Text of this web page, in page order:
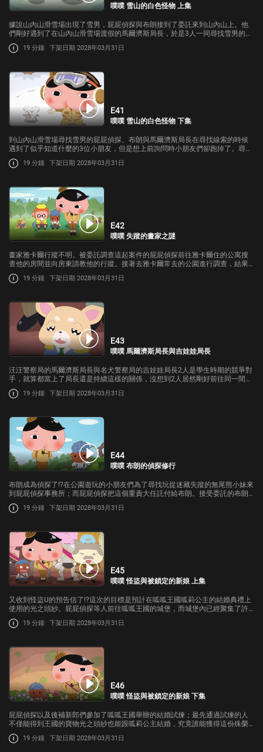
噗噗 雪山的白色怪物 上集
據說山內山滑雪場出現了雪男，屁屁偵探與布朗接到了委託來到山內山上。他
們剛好遇到了在山內山滑雪場渡假的馬爾濟斯局長，於是3人一同尋找雪男的線
索。
19 分鐘 下架日期 2028年03月31日
E41
噗噗 雪山的白色怪物 下集
到山內山滑雪場尋找雪男的屁屁偵探、布朗與馬爾濟斯局長在尋找線索的時候
遇到了似乎知道什麼的3位小朋友，但是想上前詢問時小朋友們卻跑掉了。尋找
小朋友們的時候雪越下越大…究竟屁屁偵探能不能找到雪男呢?
19 分鐘 下架日期 2028年03月31日
E42
噗噗 失蹤的畫家之謎
畫家雅卡爾行蹤不明。被委託調查這起案件的屁屁偵探前往雅卡爾住的公寓搜
查他的房間並向房東請教他的行蹤。接著去雅卡爾常去的公園進行調查，結果
問到雅卡爾失蹤之前曾經跟一位可疑的男性對話過。那位男性到底是誰呢?
19 分鐘 下架日期 2028年03月31日
E43
噗噗 馬爾濟斯局長與吉娃娃局長
汪汪警察局的馬爾濟斯局長與名犬警察局的吉娃娃局長2人是學生時期的競爭對
手，就算都當上了局長還是持續這樣的關係，沒想到2人居然剛好前往同一間餐
廳還發生了案件；到底哪一位局長可以率先破案呢?
19 分鐘 下架日期 2028年03月31日
E44
噗噗 布朗的偵探修行
布朗成為偵探了!?在公園遊玩的小朋友們為了尋找玩捉迷藏失蹤的無尾熊小妹來
到屁屁偵探事務所；而屁屁偵探把這個重責大任託付給布朗。接受委託的布朗
到無尾熊小妹失蹤的公園尋找線索，在屁屁偵探的幫助下布朗能夠順利破案嗎?
19 分鐘 下架日期 2028年03月31日
E45
噗噗 怪盜與被鎖定的新娘 上集
又收到怪盜U的預告信了!?這次的目標是預計在呱呱王國呱莉公主的結婚典禮上
使用的光之頭紗。屁屁偵探等人前往呱呱王國的城堡，而城堡內已經聚集了許
多想要參加試煉的後補新郎。怪盜U一定變裝藏在其中，於是屁屁偵探與布朗也
一起加入了後補新郎的行列
19 分鐘 下架日期 2028年03月31日
E46
噗噗 怪盜與被鎖定的新娘 下集
屁屁偵探以及後補新郎們參加了呱呱王國舉辦的結婚試煉；最先通過試煉的人
不僅能得到王國的寶物光之頭紗也能跟呱莉公主結婚，究竟誰能獲得這份殊榮
呢?而盯上光之頭紗的怪盜U到底藏在哪裡?
19 分鐘 下架日期 2028年03月31日